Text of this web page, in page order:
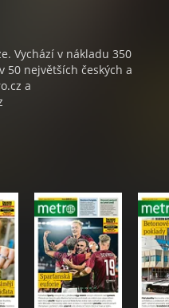
Vychází v nákladu 350
50 největších českých a
a